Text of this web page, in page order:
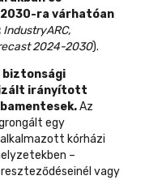
ra várhatóan
IndustryARC,
2024-2030).
biztonsági
irányított
Az
egy
kórházi
–
vagy